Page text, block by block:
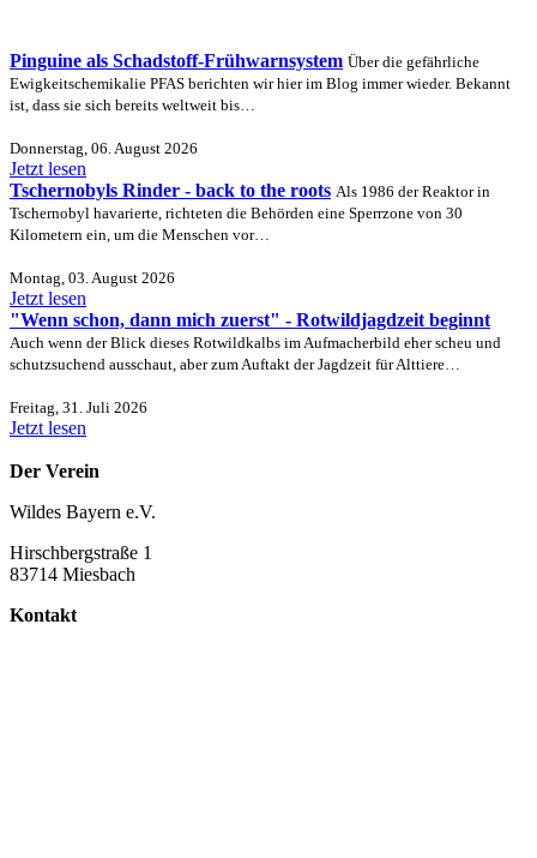
Pinguine als Schadstoff-Frühwarnsystem Über die gefährliche
Ewigkeitschemikalie PFAS berichten wir hier im Blog immer wieder. Bekannt
ist, dass sie sich bereits weltweit bis…
Donnerstag, 06. August 2026
Jetzt lesen
Tschernobyls Rinder - back to the roots Als 1986 der Reaktor in
Tschernobyl havarierte, richteten die Behörden eine Sperrzone von 30
Kilometern ein, um die Menschen vor…
Montag, 03. August 2026
Jetzt lesen
"Wenn schon, dann mich zuerst" - Rotwildjagdzeit beginnt
Auch wenn der Blick dieses Rotwildkalbs im Aufmacherbild eher scheu und
schutzsuchend ausschaut, aber zum Auftakt der Jagdzeit für Alttiere…
Freitag, 31. Juli 2026
Jetzt lesen
Der Verein
Wildes Bayern e.V.
Hirschbergstraße 1
83714 Miesbach
Kontakt